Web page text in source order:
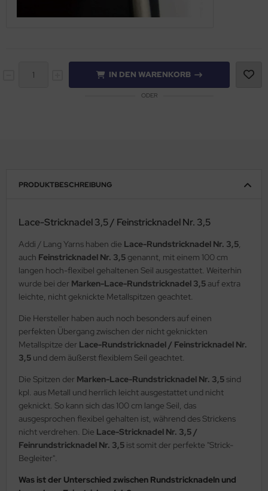
IN DEN WARENKORB
ODER
PRODUKTBESCHREIBUNG
Lace-Stricknadel 3,5 / Feinstricknadel Nr. 3,5
Addi / Lang Yarns haben die Lace-Rundstricknadel Nr. 3,5,
auch Feinstricknadel Nr. 3,5 genannt, mit einem 100 cm
langen hoch-flexibel gehaltenen Seil ausgestattet. Weiterhin
wurde bei der Marken-Lace-Rundstricknadel 3,5 auf extra
leichte, nicht geknickte Metallspitzen geachtet.
Die Hersteller haben auch noch besonders auf einen
perfekten Übergang zwischen der nicht geknickten
Metallspitze der Lace-Rundstricknadel / Feinstricknadel Nr.
3,5 und dem äußerst flexiblem Seil geachtet.
Die Spitzen der Marken-Lace-Rundstricknadel Nr. 3,5sind
kpl. aus Metall und herrlich leicht ausgestattet und nicht
geknickt. So kann sich das 100 cm lange Seil, das
ausgesprochen flexibel gehalten ist, während des Strickens
nicht verdrehen. Die Lace-Stricknadel Nr. 3,5 /
Feinrundstricknadel Nr. 3,5 ist somit der perfekte "Strick-
Begleiter".
Was ist der Unterschied zwischen Rundstricknadeln und